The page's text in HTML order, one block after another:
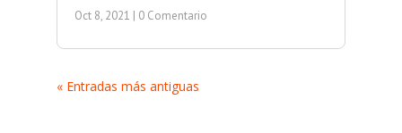
Oct 8, 2021 | 0 Comentario
« Entradas más antiguas